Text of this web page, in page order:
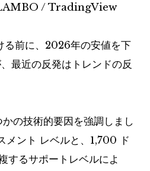
/ TradingView
る前に、2026年の安値を下
最近の反発はトレンドの反
の技術的要因を強調しまし
メント レベルと、1,700 ド
するサポートレベルによ